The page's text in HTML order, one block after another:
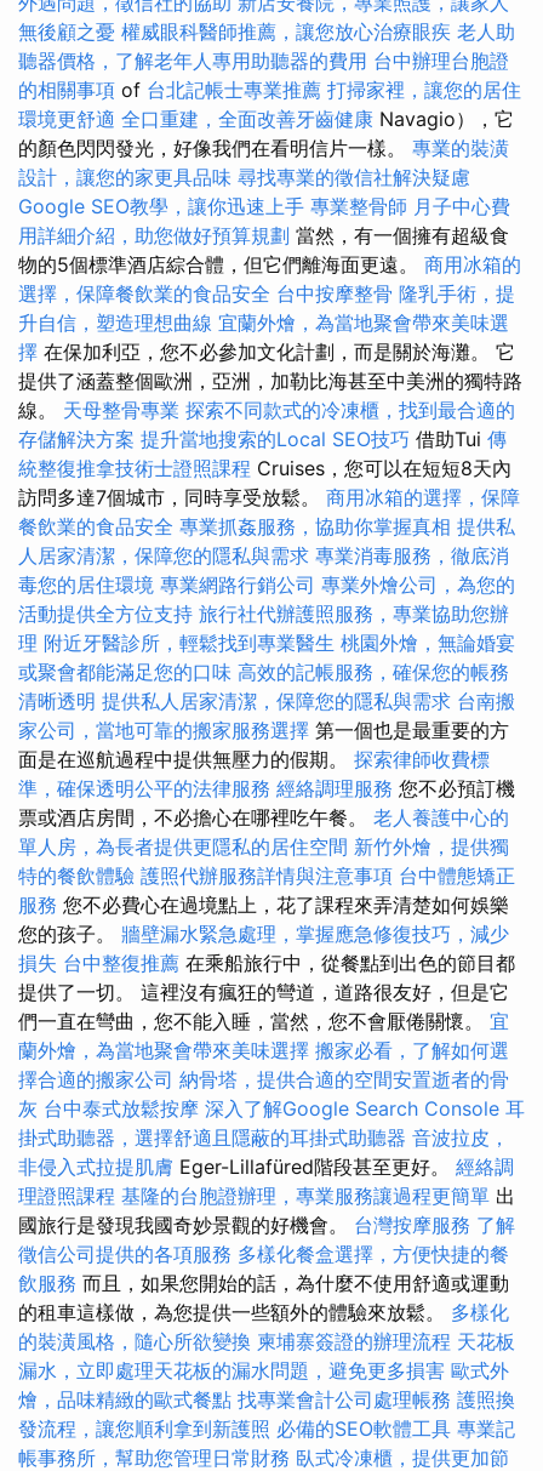
無後顧之憂 權威眼科醫師推薦，讓您放心治療眼疾 老人助
聽器價格，了解老年人專用助聽器的費用 台中辦理台胞證
的相關事項 of 台北記帳士專業推薦 打掃家裡，讓您的居住
環境更舒適 全口重建，全面改善牙齒健康 Navagio），它
的顏色閃閃發光，好像我們在看明信片一樣。 專業的裝潢
設計，讓您的家更具品味 尋找專業的徵信社解決疑慮
Google SEO教學，讓你迅速上手 專業整骨師 月子中心費
用詳細介紹，助您做好預算規劃 當然，有一個擁有超級食
物的5個標準酒店綜合體，但它們離海面更遠。 商用冰箱的
選擇，保障餐飲業的食品安全 台中按摩整骨 隆乳手術，提
升自信，塑造理想曲線 宜蘭外燴，為當地聚會帶來美味選
擇 在保加利亞，您不必參加文化計劃，而是關於海灘。 它
提供了涵蓋整個歐洲，亞洲，加勒比海甚至中美洲的獨特路
線。 天母整骨專業 探索不同款式的冷凍櫃，找到最合適的
存儲解決方案 提升當地搜索的Local SEO技巧 借助Tui 傳
統整復推拿技術士證照課程 Cruises，您可以在短短8天內
訪問多達7個城市，同時享受放鬆。 商用冰箱的選擇，保障
餐飲業的食品安全 專業抓姦服務，協助你掌握真相 提供私
人居家清潔，保障您的隱私與需求 專業消毒服務，徹底消
毒您的居住環境 專業網路行銷公司 專業外燴公司，為您的
活動提供全方位支持 旅行社代辦護照服務，專業協助您辦
理 附近牙醫診所，輕鬆找到專業醫生 桃園外燴，無論婚宴
或聚會都能滿足您的口味 高效的記帳服務，確保您的帳務
清晰透明 提供私人居家清潔，保障您的隱私與需求 台南搬
家公司，當地可靠的搬家服務選擇 第一個也是最重要的方
面是在巡航過程中提供無壓力的假期。 探索律師收費標
準，確保透明公平的法律服務 經絡調理服務 您不必預訂機
票或酒店房間，不必擔心在哪裡吃午餐。 老人養護中心的
單人房，為長者提供更隱私的居住空間 新竹外燴，提供獨
特的餐飲體驗 護照代辦服務詳情與注意事項 台中體態矯正
服務 您不必費心在過境點上，花了課程來弄清楚如何娛樂
您的孩子。 牆壁漏水緊急處理，掌握應急修復技巧，減少
損失 台中整復推薦 在乘船旅行中，從餐點到出色的節目都
提供了一切。 這裡沒有瘋狂的彎道，道路很友好，但是它
們一直在彎曲，您不能入睡，當然，您不會厭倦關懷。 宜
蘭外燴，為當地聚會帶來美味選擇 搬家必看，了解如何選
擇合適的搬家公司 納骨塔，提供合適的空間安置逝者的骨
灰 台中泰式放鬆按摩 深入了解Google Search Console 耳
掛式助聽器，選擇舒適且隱蔽的耳掛式助聽器 音波拉皮，
非侵入式拉提肌膚 Eger-Lillafüred階段甚至更好。 經絡調
理證照課程 基隆的台胞證辦理，專業服務讓過程更簡單 出
國旅行是發現我國奇妙景觀的好機會。 台灣按摩服務 了解
徵信公司提供的各項服務 多樣化餐盒選擇，方便快捷的餐
飲服務 而且，如果您開始的話，為什麼不使用舒適或運動
的租車這樣做，為您提供一些額外的體驗來放鬆。 多樣化
的裝潢風格，隨心所欲變換 柬埔寨簽證的辦理流程 天花板
漏水，立即處理天花板的漏水問題，避免更多損害 歐式外
燴，品味精緻的歐式餐點 找專業會計公司處理帳務 護照換
發流程，讓您順利拿到新護照 必備的SEO軟體工具 專業記
帳事務所，幫助您管理日常財務 臥式冷凍櫃，提供更加節